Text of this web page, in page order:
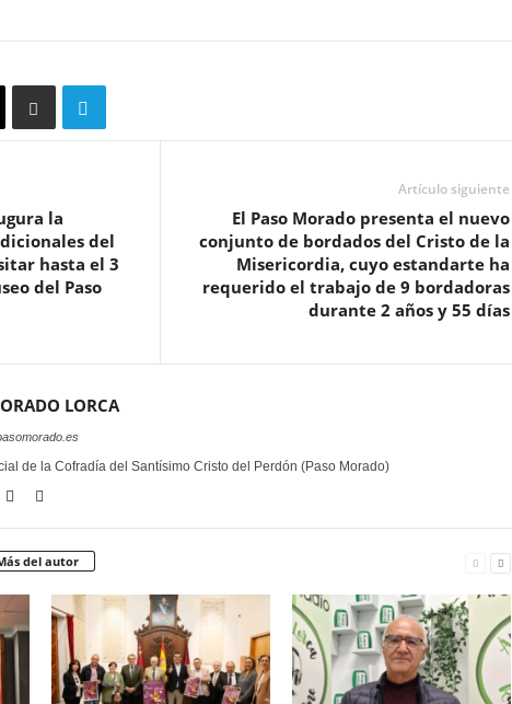
la
del
hasta el 3
del Paso
Artículo siguiente
El Paso Morado presenta el nuevo
conjunto de bordados del Cristo de la
Misericordia, cuyo estandarte ha
requerido el trabajo de 9 bordadoras
durante 2 años y 55 días
LORCA
de la Cofradía del Santísimo Cristo del Perdón (Paso Morado)
del autor